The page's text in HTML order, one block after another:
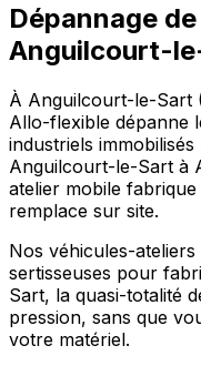
Dépannage
Anguilcourt-
À Anguilcourt-le-Sart
Allo-flexible dépanne
industriels
Anguilcourt-le-Sart à
atelier mobile
remplace sur site.
Nos véhicules-
sertisseuses pour
Sart, la quasi-totalité
pression, sans que
votre matériel.